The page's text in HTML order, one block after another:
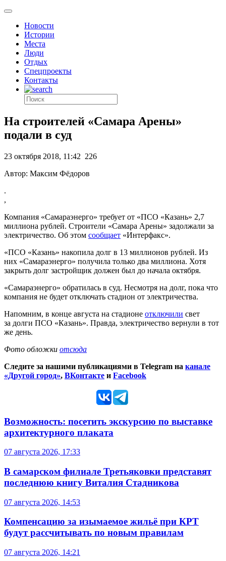
Новости
Истории
Места
Люди
Отдых
Спецпроекты
Контакты
На строителей «Самара Арены»
подали в суд
23 октября 2018, 11:42 226
Автор: Максим Фёдоров
.
,
Компания «Самараэнерго» требует от «ПСО «Казань» 2,7
миллиона рублей. Строители «Самара Арены» задолжали за
электричество. Об этом сообщает «Интерфакс».
«ПСО «Казань» накопила долг в 13 миллионов рублей. Из
них «Самараэнерго» получила только два миллиона. Хотя
закрыть долг застройщик должен был до начала октября.
«Самараэнерго» обратилась в суд. Несмотря на долг, пока что
компания не будет отключать стадион от электричества.
Напомним, в конце августа на стадионе отключили свет
за долги ПСО «Казань». Правда, электричество вернули в тот
же день.
Фото обложки отсюда
Следите за нашими публикациями в Telegram на канале
«Другой город», ВКонтакте и Facebook
Возможность: посетить экскурсию по выставке
архитектурного плаката
07 августа 2026, 17:33
В самарском филиале Третьяковки представят
последнюю книгу Виталия Стадникова
07 августа 2026, 14:53
Компенсацию за изымаемое жильё при КРТ
будут рассчитывать по новым правилам
07 августа 2026, 14:21